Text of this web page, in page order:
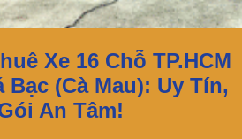
Xe 16 Chỗ TP.HCM
(Cà Mau): Uy Tín,
An Tâm!